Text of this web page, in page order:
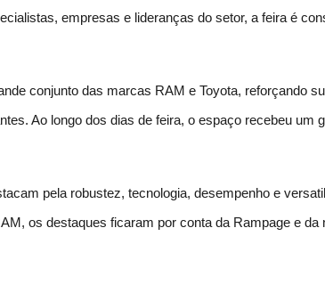
empresas e lideranças do setor, a feira é
conjunto das marcas RAM e Toyota, reforçando
Ao longo dos dias de feira, o espaço recebeu um
pela robustez, tecnologia, desempenho e
os destaques ficaram por conta da Rampage e